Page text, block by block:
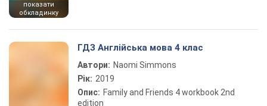
показати
обкладинку
ГДЗ Англійська мова 4 клас
Автори: Naomi Simmons
Рік: 2019
Опис: Family and Friends 4 workbook 2nd
edition